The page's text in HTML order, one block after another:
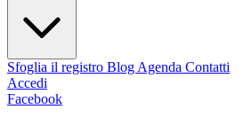
Sfoglia il registro Blog Agenda Contatti
Accedi
Facebook